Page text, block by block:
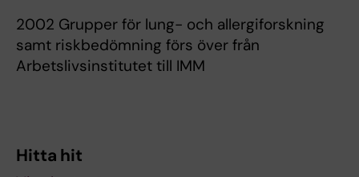
2002 Grupper för lung- och allergiforskning
samt riskbedömning förs över från
Arbetslivsinstitutet till IMM
Hitta hit